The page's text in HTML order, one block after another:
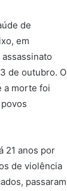
de
em
de outubro. O
a morte foi
21 anos por
de violência
passaram